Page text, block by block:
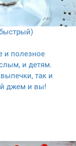
и полезное
и детям.
так и
джем и вы!